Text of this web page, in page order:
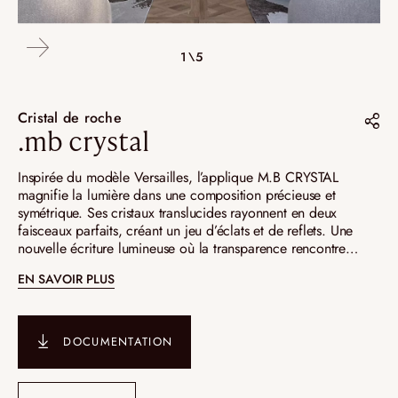
1\5
2\5
3\5
4\5
5\5
Cristal de roche
.mb crystal
Partager sur :
Pinterest
Instagram
Inspirée du modèle Versailles, l’applique M.B CRYSTAL
magnifie la lumière dans une composition précieuse et
symétrique. Ses cristaux translucides rayonnent en deux
faisceaux parfaits, créant un jeu d’éclats et de reflets. Une
nouvelle écriture lumineuse où la transparence rencontre
EN SAVOIR PLUS
DOCUMENTATION